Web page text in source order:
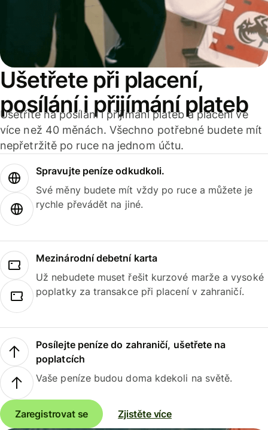
Ušetřete při placení,
posílání i přijímání plateb
Ušetříte na posílání i přijímání plateb a placení ve
více než 40 měnách. Všechno potřebné budete mít
nepřetržitě po ruce na jednom účtu.
Spravujte peníze odkudkoli.
Své měny budete mít vždy po ruce a můžete je
rychle převádět na jiné.
Mezinárodní debetní karta
Už nebudete muset řešit kurzové marže a vysoké
poplatky za transakce při placení v zahraničí.
Posílejte peníze do zahraničí, ušetřete na
poplatcích
Vaše peníze budou doma kdekoli na světě.
Zaregistrovat se Zjistěte více